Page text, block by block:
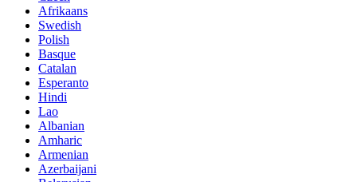
Afrikaans
Swedish
Polish
Basque
Catalan
Esperanto
Hindi
Lao
Albanian
Amharic
Armenian
Azerbaijani